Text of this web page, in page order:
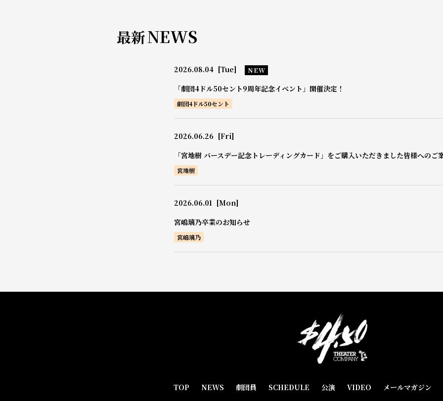
最新NEWS
2026.08.04 [Tue] NEW
「劇団4ドル50セント9周年記念イベント」開催決定！
劇団4ドル50セント
2026.06.26 [Fri]
「宮地樹 バースデー記念トレーディングカード」をご購入いただきました皆様へのご
宮地樹
2026.06.01 [Mon]
宮嶋璃乃卒業のお知らせ
宮嶋璃乃
TOP NEWS 劇団員 SCHEDULE 公演 VIDEO メールマガジン